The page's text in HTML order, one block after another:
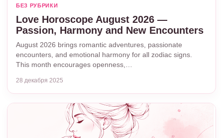
БЕЗ РУБРИКИ
Love Horoscope August 2026 —
Passion, Harmony and New Encounters
August 2026 brings romantic adventures, passionate
encounters, and emotional harmony for all zodiac signs.
This month encourages openness,…
28 декабря 2025